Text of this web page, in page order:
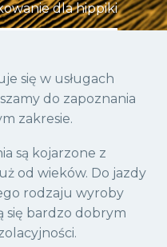
dla hippiki
się w usługach
do zapoznania
zakresie.
są kojarzone z
od wieków. Do jazdy
rodzaju wyroby
się bardzo dobrym